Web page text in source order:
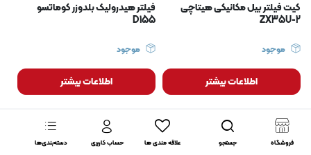
کیت فیلتر بیل مکانیکی هیتاچی
ZX35U-2
موجود
اطلاعات بیشتر
فیلتر هیدرولیک بلدوزر کوماتسو
D155
موجود
اطلاعات بیشتر
فروشگاه جستجو علاقه مندی ها حساب کاربری دسته‌بندی‌ها